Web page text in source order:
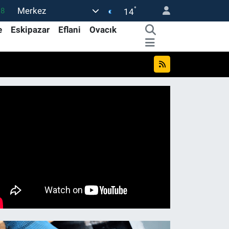
Merkez 14°
Eskipazar Eflani
Ovacık